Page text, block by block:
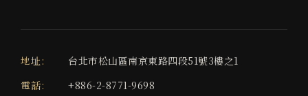
地址:
台北市松山區南京東路四段51號3樓之1
電話:
+886-2-8771-9698